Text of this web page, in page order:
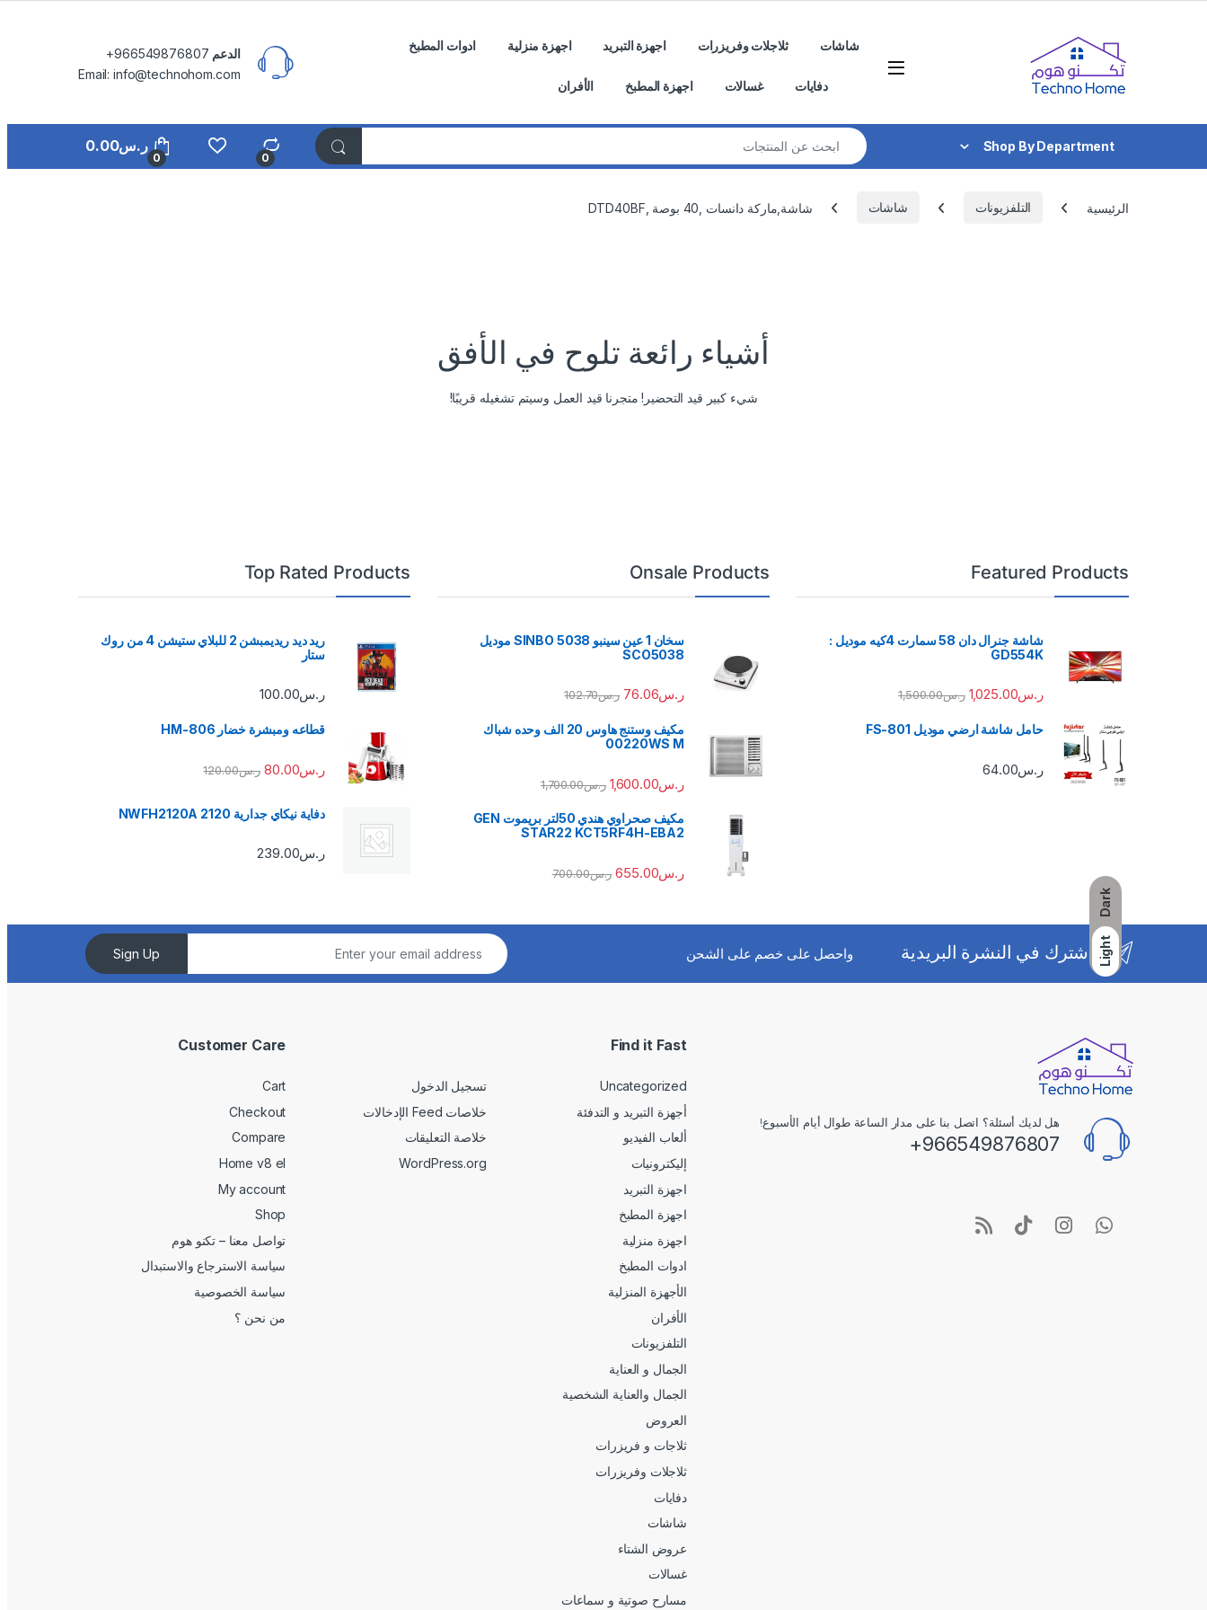
Dark
Light
شاشات ثلاجلات وفريزرات اجهزة التبريد اجهزة منزلية ادوات المطبخ
دفايات غسالات اجهزة المطبخ الأفران
الدعم
Email: info@technohom.com
Shop By Department
Search for:
0
0
ر.س0.00
الرئيسية التلفزيونات شاشات شاشة,ماركة دانسات ,40 بوصة ,DTD40BF
أشياء رائعة تلوح في الأفق
شيء كبير قيد التحضير! متجرنا قيد العمل وسيتم تشغيله قريبًا!
Featured Products
شاشة جنرال دان 58 سمارت 4كيه موديل :
GD554K
ر.س1,025.00 ر.س1,500.00
حامل شاشة ارضي موديل FS-801
ر.س64.00
Onsale Products
سخان 1 عين سينبو 5038 SINBO موديل
SCO5038
ر.س76.06 ر.س102.70
مكيف وستنج هاوس 20 الف وحده شباك
00220WS M
ر.س1,600.00 ر.س1,700.00
مكيف صحراوي هندي 50لتر بريموت GEN
STAR22 KCT5RF4H-EBA2
ر.س655.00 ر.س700.00
Top Rated Products
ريد ديد ريديمبشن 2 للبلاي ستيشن 4 من روك
ستار
ر.س100.00
قطاعه ومبشرة خضار HM-806
ر.س80.00 ر.س120.00
دفاية نيكاي جدارية 2120 NWFH2120A
ر.س239.00
اشترك في النشرة البريدية واحصل على خصم على الشحن Sign Up
هل لديك أسئلة؟ اتصل بنا على مدار الساعة طوال أيام الأسبوع!
Find it Fast
Uncategorized
أجهزة التبريد و التدفئة
ألعاب الفيديو
إليكترونيات
اجهزة التبريد
اجهزة المطبخ
اجهزة منزلية
ادوات المطبخ
الأجهزة المنزلية
الأفران
التلفزيونات
الجمال و العناية
الجمال والعناية الشخصية
العروض
ثلاجات و فريزرات
ثلاجلات وفريزرات
دفايات
شاشات
عروض الشتاء
غسالات
مسارح صوتية و سماعات
تسجيل الدخول
خلاصات Feed الإدخالات
خلاصة التعليقات
WordPress.org
Customer Care
Cart
Checkout
Compare
Home v8 el
My account
Shop
تواصل معنا – تكنو هوم
سياسة الاسترجاع والاستبدال
سياسة الخصوصية
من نحن ؟